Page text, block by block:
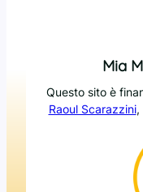
Mia
Questo sito è
Raoul Scarazzini,